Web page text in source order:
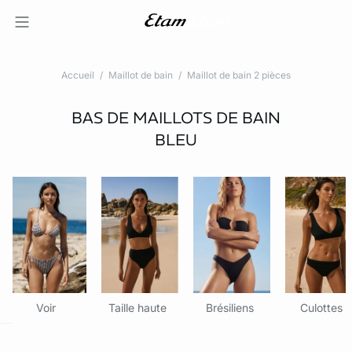
Accueil Maillot de bain Maillot de bain 2 pièces
BAS DE MAILLOTS DE BAIN
BLEU
Voir Taille haute Brésiliens Culottes